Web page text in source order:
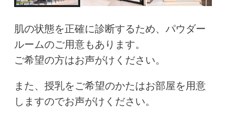
肌の状態を正確に診断するため、パウダー
ルームのご用意もあります。
ご希望の方はお声がけください。
また、授乳をご希望のかたはお部屋を用意
しますのでお声がけください。